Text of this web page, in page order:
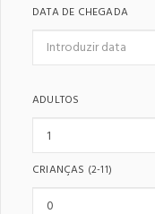
DATA DE CHEGADA
ADULTOS
CRIANÇAS (2-11)